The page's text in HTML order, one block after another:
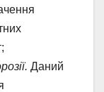
Даний